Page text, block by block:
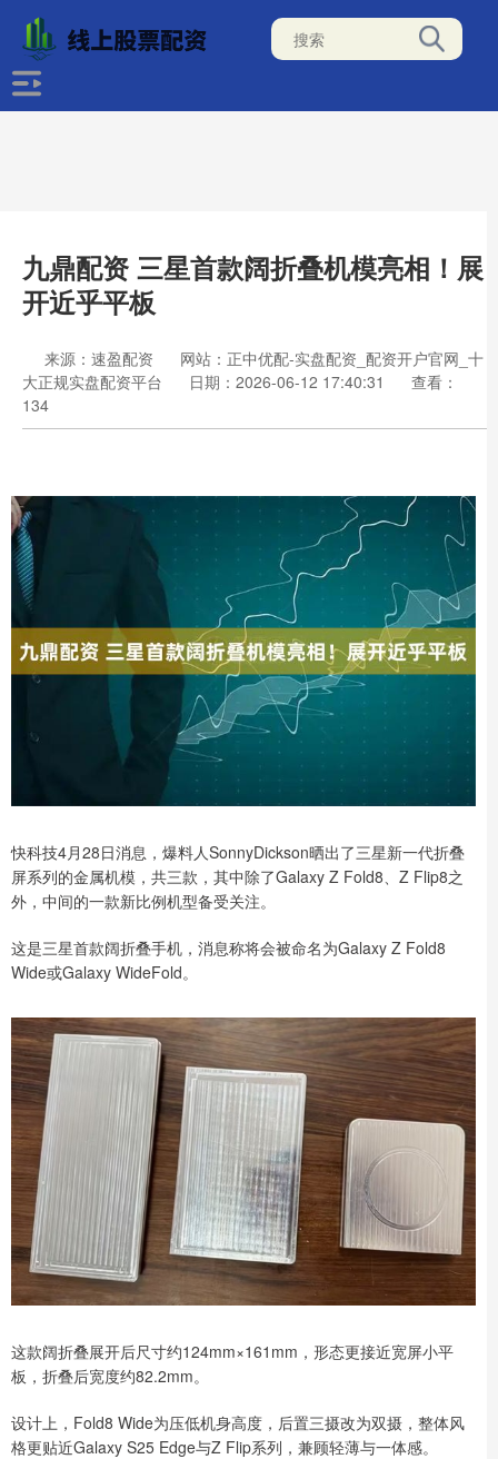
九鼎配资 三星首款阔折叠机模亮相！展
开近乎平板
来源：速盈配资
网站：正中优配-实盘配资_配资开户官网_十
大正规实盘配资平台
日期：2026-06-12 17:40:31
查看：
134
快科技4月28日消息，爆料人SonnyDickson晒出了三星新一代折叠
屏系列的金属机模，共三款，其中除了Galaxy Z Fold8、Z Flip8之
外，中间的一款新比例机型备受关注。
这是三星首款阔折叠手机，消息称将会被命名为Galaxy Z Fold8
Wide或Galaxy WideFold。
这款阔折叠展开后尺寸约124mm×161mm，形态更接近宽屏小平
板，折叠后宽度约82.2mm。
设计上，Fold8 Wide为压低机身高度，后置三摄改为双摄，整体风
格更贴近Galaxy S25 Edge与Z Flip系列，兼顾轻薄与一体感。